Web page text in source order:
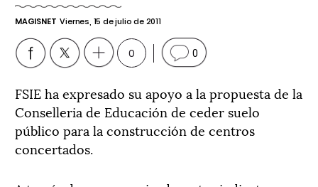
MAGISNET Viernes, 15 de julio de 2011
0 0
FSIE ha expresado su apoyo a la propuesta de la
Conselleria de Educación de ceder suelo
público para la construcción de centros
concertados.